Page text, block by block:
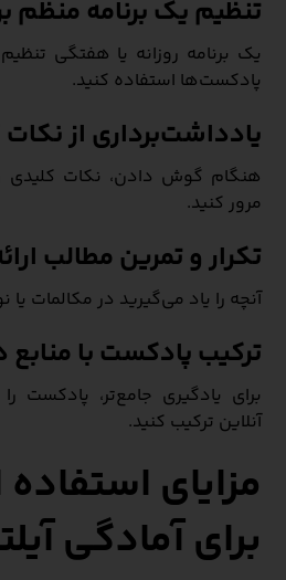
تنظیم یک برنامه
یک برنامه روزانه یا هفتگی
پادکست‌ها استفاده کنید.
یادداشت‌برداری از
هنگام گوش دادن، نکات کلیدی
مرور کنید.
تکرار و تمرین مطالب
آنچه را یاد می‌گیرید در مکالمات یا
ترکیب پادکست با
برای یادگیری جامع‌تر، پادکست
آنلاین ترکیب کنید.
مزایای
برای آمادگی